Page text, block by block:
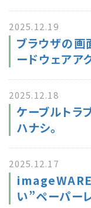
2025.12.19
ブラウザの画
ードウェアア
2025.12.18
ケーブルトラ
ハナシ。
2025.12.17
い”ペーパー